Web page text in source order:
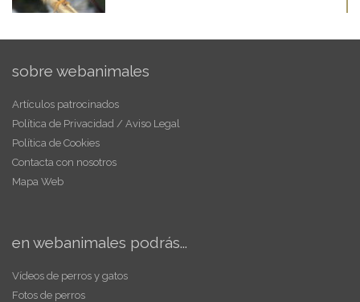
sobre webanimales
Artículos patrocinados
Política de Privacidad / Aviso Legal
Política de Cookies
Contacta con nosotros
Mapa Web
en webanimales podrás...
Vídeos de perros y gatos
Fotos de perros